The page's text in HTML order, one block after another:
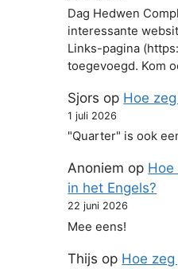
Dag Hedwen
interessante
Links-pagina
toegevoegd. Kom
Sjors op Hoe
1 juli 2026
"Quarter" is ook
Anoniem op Hoe
in het Engels?
22 juni 2026
Mee eens!
Thijs op Hoe zeg